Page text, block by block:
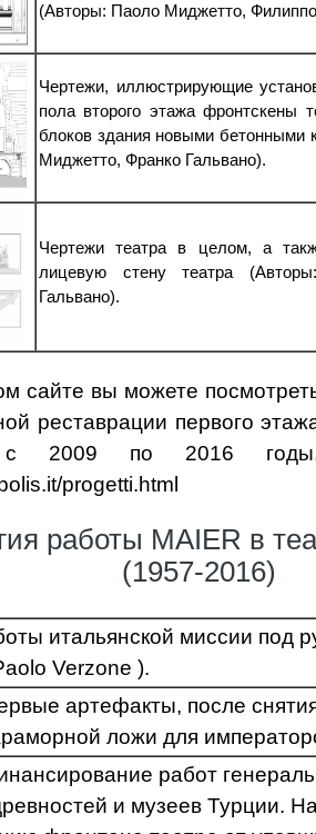
(Авторы: Паоло Миджетто,
Чертежи, иллюстрирующие
пола второго этажа фронтскены
блоков здания новыми бетонными
Миджетто, Франко Гальвано).
Чертежи театра в целом, а
лицевую стену театра
Гальвано).
сайте вы можете
реставрации первого
2009 по 2016 годы.
progetti.html
работы MAIER в
(1957-2016)
итальянской миссии под
Verzone ).
артефакты, после
ложи для
работ
и музеев Турции.